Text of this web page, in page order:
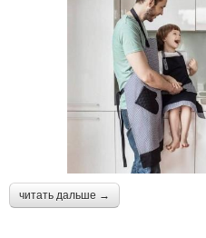
читать дальше →